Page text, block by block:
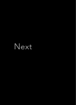
Next